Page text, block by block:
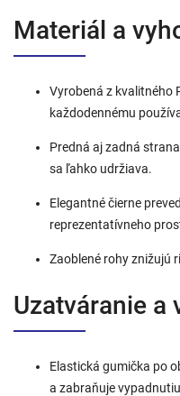
Materiál a
Vyrobená z kvalitného
každodennému
Predná aj zadná
sa ľahko udržiava.
Elegantné čierne
reprezentatívneho
Zaoblené rohy znižujú
Uzatváranie a
Elastická gumička po
a zabraňuje